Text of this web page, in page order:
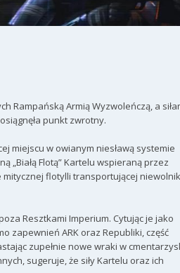
Rampańską Armią Wyzwoleńczą, a
punkt zwrotny.
miejscu w owianym niesławą systemie
„Białą Flotą” Kartelu wspieraną przez
mitycznej flotylli transportującej
Resztkami Imperium. Cytując je jako
zapewnień ARK oraz Republiki, część
zupełnie nowe wraki w
sugeruje, że siły Kartelu oraz ich